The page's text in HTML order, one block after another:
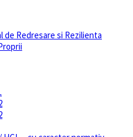
de Redresare si Rezilienta